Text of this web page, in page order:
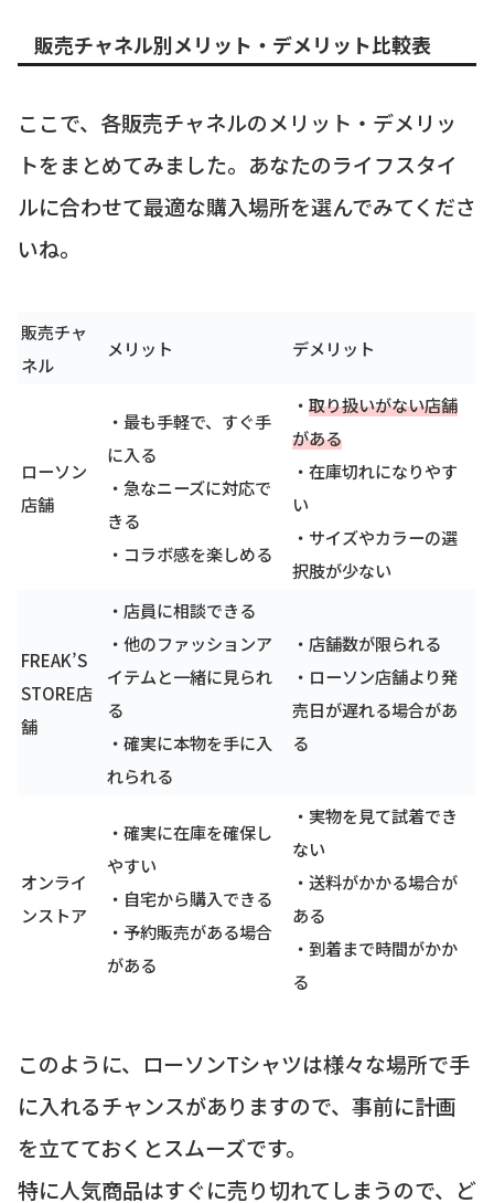
販売チャネル別メリット・デメリット比較表
ここで、各販売チャネルのメリット・デメリッ
トをまとめてみました。あなたのライフスタイ
ルに合わせて最適な購入場所を選んでみてくださ
いね。
販売チャ
ネル
メリット デメリット
ローソン
店舗
・最も手軽で、すぐ手
に入る
・急なニーズに対応で
きる
・コラボ感を楽しめる
・ 取り扱いがない店舗
がある
・在庫切れになりやす
い
・サイズやカラーの選
択肢が少ない
FREAK’S
STORE店
舗
・店員に相談できる
・他のファッションア
イテムと一緒に見られ
る
・確実に本物を手に入
れられる
・店舗数が限られる
・ローソン店舗より発
売日が遅れる場合があ
る
オンライ
ンストア
・確実に在庫を確保し
やすい
・自宅から購入できる
・予約販売がある場合
がある
・実物を見て試着でき
ない
・送料がかかる場合が
ある
・到着まで時間がかか
る
このように、ローソンTシャツは様々な場所で手
に入れるチャンスがありますので、事前に計画
を立てておくとスムーズです。
特に人気商品はすぐに売り切れてしまうので、ど